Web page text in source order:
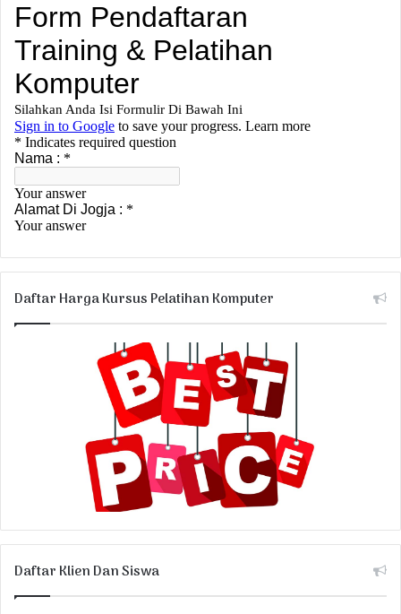
Daftar Harga Kursus Pelatihan Komputer
Daftar Klien Dan Siswa